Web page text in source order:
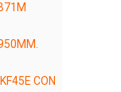
CON